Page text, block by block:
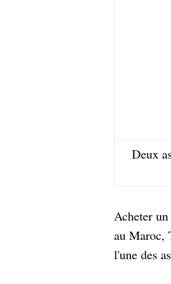
Deux
Acheter
au Maroc,
l'une des